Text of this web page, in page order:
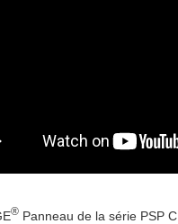
® Panneau de la série PSP C